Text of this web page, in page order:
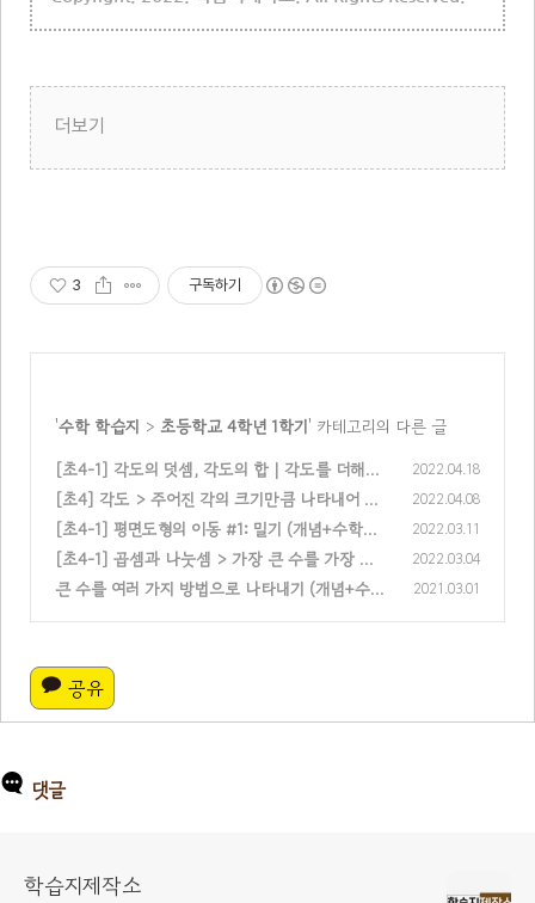
더보기
3 구독하기
'수학 학습지 > 초등학교 4학년 1학기' 카테고리의 다른 글
[초4-1] 각도의 덧셈, 각도의 합 | 각도를 더해볼
까요 (개념+수학문제)
(0)
2022.04.18
[초4] 각도 > 주어진 각의 크기만큼 나타내어 볼
까요, 각 그리는 법(개념+수학문제)
(0)
2022.04.08
[초4-1] 평면도형의 이동 #1: 밀기 (개념+수학문
제)
(0)
2022.03.11
[초4-1] 곱셈과 나눗셈 > 가장 큰 수를 가장 작
은 수로 나누기 | 수학 연습문제 15문제
(0)
2022.03.04
큰 수를 여러 가지 방법으로 나타내기 (개념+수
2021.03.01
공유
댓글
학습지제작소